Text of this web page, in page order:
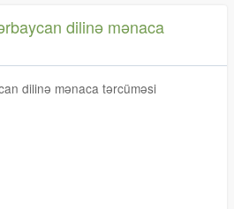
dilinə mənaca
dilinə mənaca tərcüməsi